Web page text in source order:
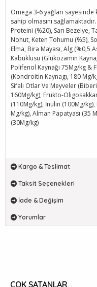
Omega 3-6 yağları
sahip olmasını
Proteini (%20), Sarı Bezelye,
Nohut, Keten Tohumu (%5),
Elma, Bira Mayası, Alg
Kabuklusu (Glukozamin
Polifenol Kaynağı 75Mg/kg &
(Kondroitin Kaynagı, 180
Sifalı Otlar Ve Meyveler
160Mg/kg), Frukto-
(110Mg/kg), İnulin (100Mg/
Mg/kg), Alman Papatyası (35
(30Mg/kg)
Kargo & Teslimat
Taksit Seçenekleri
İade & Değişim
Yorumlar
ÇOK SATANLAR